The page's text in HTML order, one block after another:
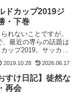
ドカップ2019ジ
・下巻
れないことですが。
最近の専らの話題は
ップ2019。サッカー
姉妹が、ラグビーネタ
るのだ。で、会話の一
2019.10.28 2026.06.17
すけ日記】徒然な
再会